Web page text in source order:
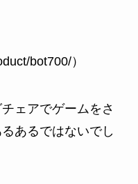
bot700/）
ェアでゲームをさ
あるではないでし